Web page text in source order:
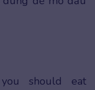
should eat